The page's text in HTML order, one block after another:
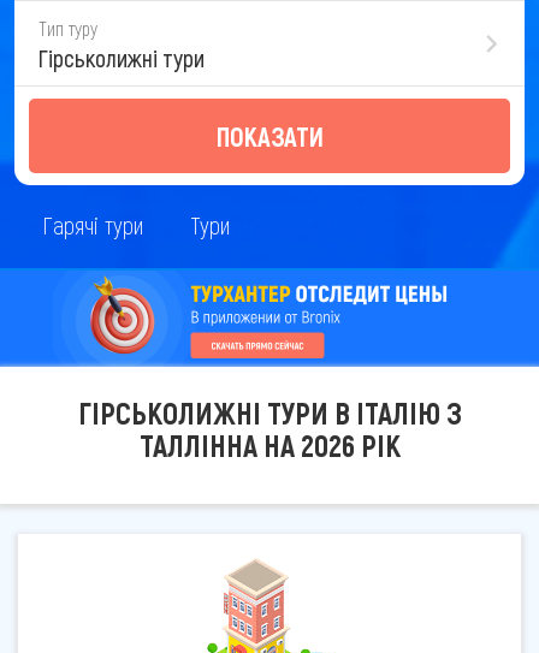
Тип туру
Гірськолижні тури
ПОКАЗАТИ
Гарячі тури Тури
ГІРСЬКОЛИЖНІ ТУРИ В ІТАЛІЮ З
ТАЛЛІННА НА 2026 РІК